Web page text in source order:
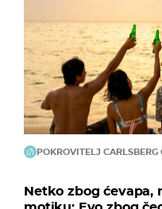
POKROVITELJ CARLSBERG
Netko zbog ćevapa,